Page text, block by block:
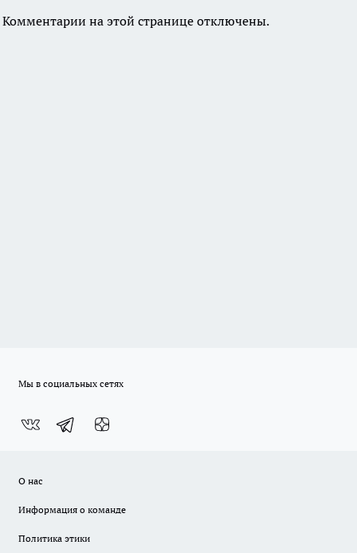
Комментарии на этой странице отключены.
Мы в социальных сетях
О нас
Информация о команде
Политика этики